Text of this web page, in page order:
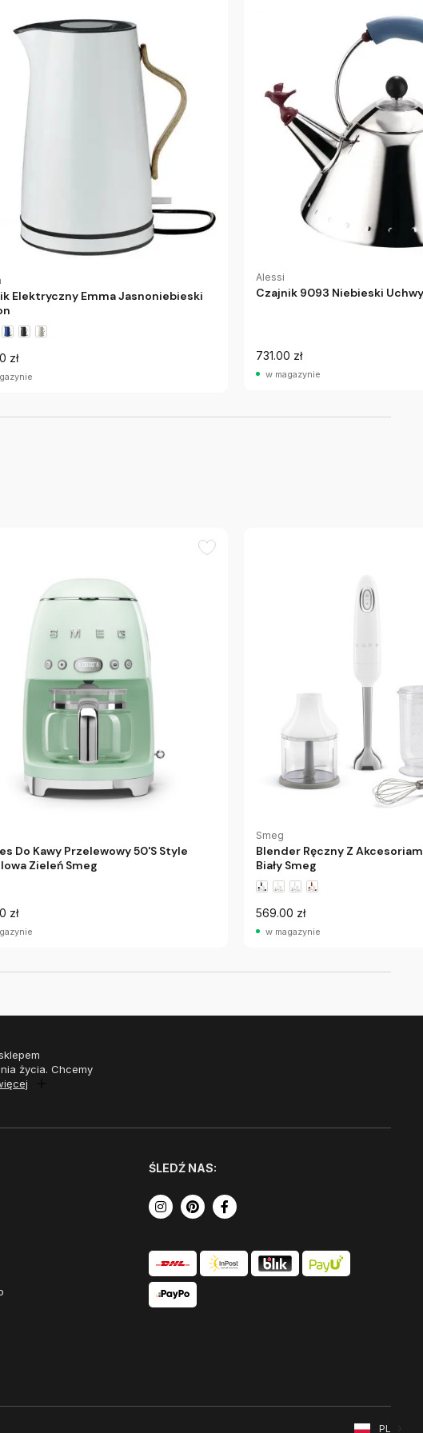
Elektryczny Emma Jasnoniebieski
zł
Alessi
Czajnik 9093 Niebieski
731.00 zł
w magazynie
Do Kawy Przelewowy 50'S Style
Zieleń Smeg
zł
Smeg
Blender Ręczny Z
Biały Smeg
569.00 zł
w magazynie
życia. Chcemy
ŚLEDŹ NAS:
PL